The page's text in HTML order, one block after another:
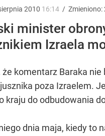
co czeka branżę do
2010 16:14 / Zmieniono:
minister
Izraela
że komentarz Baraka
poza Izraelem.
kraju do odbudowania
dnia maja, kiedy to